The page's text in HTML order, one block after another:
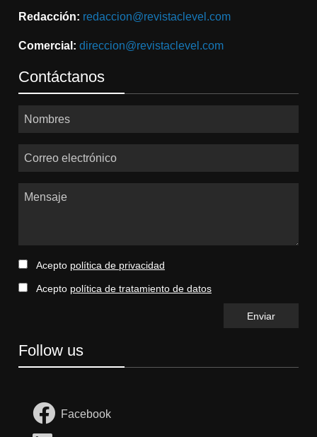
Redacción: redaccion@revistaclevel.com
Comercial: direccion@revistaclevel.com
Contáctanos
Nombres
Correo electrónico
Mensaje
Acepto política de privacidad
Acepto política de tratamiento de datos
Follow us
Facebook